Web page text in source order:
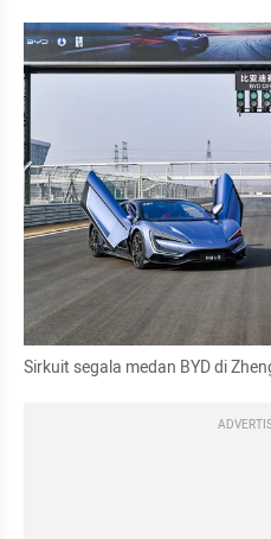
Sirkuit segala medan BYD di